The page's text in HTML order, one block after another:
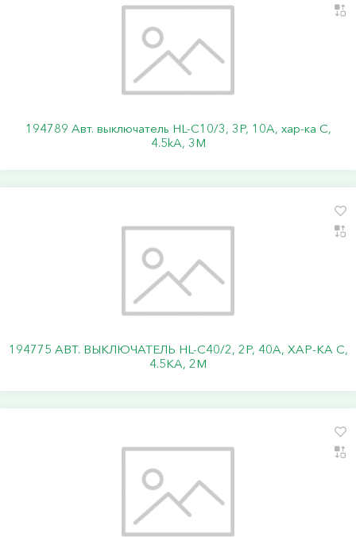
194789 Авт. выключатель HL-C10/3, 3P, 10A, хар-ка C,
4.5kA, 3M
194775 АВТ. ВЫКЛЮЧАТЕЛЬ HL-C40/2, 2P, 40A, ХАР-КА C,
4.5KA, 2M